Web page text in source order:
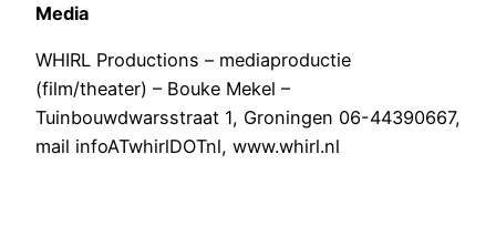
Media
WHIRL Productions – mediaproductie
(film/theater) – Bouke Mekel –
Tuinbouwdwarsstraat 1, Groningen 06-44390667,
mail infoATwhirlDOTnl, www.whirl.nl